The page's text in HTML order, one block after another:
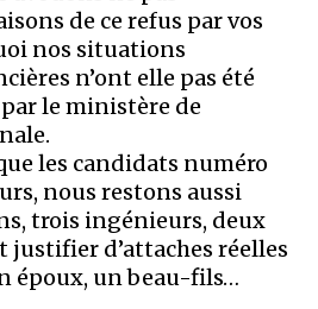
de ce refus par vos
nos situations
n’ont elle pas été
le ministère de
les candidats numéro
nous restons aussi
trois ingénieurs, deux
justifier d’attaches réelles
époux, un beau-fils…